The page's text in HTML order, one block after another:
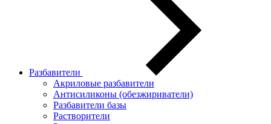
Разбавители
Акриловые разбавители
Антисиликоны (обезжириватели)
Разбавители базы
Растворители